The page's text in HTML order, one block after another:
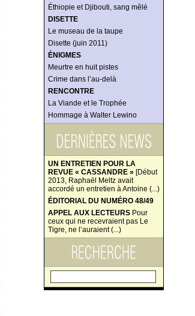
Éthiopie et Djibouti, sang mêlé
DISETTE
Le museau de la taupe
Disette (juin 2011)
ÉNIGMES
Meurtre en huit pistes
Crime dans l’au-delà
RENCONTRE
La Viande et le Trophée
Hommage à Walter Lewino
UN ENTRETIEN POUR LA
REVUE « CASSANDRE » [Début
2013, Raphaël Meltz avait
accordé un entretien à Antoine (...)
ÉDITORIAL DU NUMÉRO 48/49
APPEL AUX LECTEURS Pour
ceux qui ne recevraient pas Le
Tigre, ne l’auraient (...)